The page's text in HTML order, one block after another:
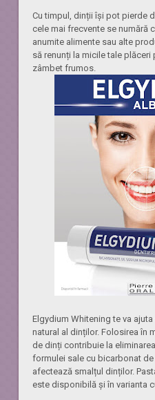
Cu timpul, dinții își pot pierde
cele mai frecvente se numără
anumite alimente sau alte
să renunți la micile tale plăceri
zâmbet frumos.
Elgydium Whitening te va
natural al dinților. Folosirea în
de dinți contribuie la
formulei sale cu bicarbonat
afectează smalțul dinților.
este disponibilă și în varianta